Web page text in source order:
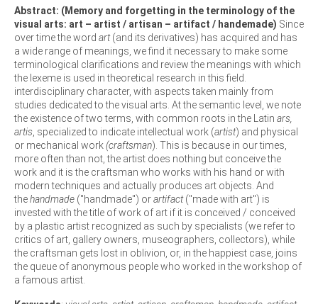
Abstract: (Memory and forgetting in the terminology of the
visual arts: art – artist / artisan – artifact / handemade) Since
over time the word art(and its derivatives) has acquired and has
a wide range of meanings, we find it necessary to make some
terminological clarifications and review the meanings with which
the lexeme is used in theoretical research in this field.
interdisciplinary character, with aspects taken mainly from
studies dedicated to the visual arts. At the semantic level, we note
the existence of two terms, with common roots in the Latin ars,
artis , specialized to indicate intellectual work (artist) and physical
or mechanical work(craftsman). This is because in our times,
more often than not, the artist does nothing but conceive the
work and it is the craftsman who works with his hand or with
modern techniques and actually produces art objects. And
thehandmade ("handmade") orartifact("made with art") is
invested with the title of work of art if it is conceived / conceived
by a plastic artist recognized as such by specialists (we refer to
critics of art, gallery owners, museographers, collectors), while
the craftsman gets lost in oblivion, or, in the happiest case, joins
the queue of anonymous people who worked in the workshop of
a famous artist.